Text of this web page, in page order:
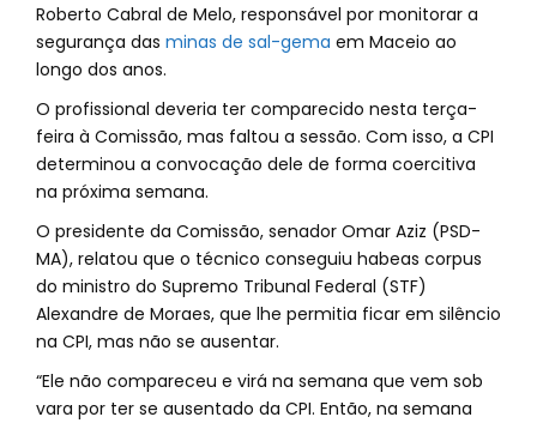
Roberto Cabral de Melo, responsável por monitorar a
segurança das minas de sal-gema em Maceio ao
longo dos anos.
O profissional deveria ter comparecido nesta terça-
feira à Comissão, mas faltou a sessão. Com isso, a CPI
determinou a convocação dele de forma coercitiva
na próxima semana.
O presidente da Comissão, senador Omar Aziz (PSD-
MA), relatou que o técnico conseguiu habeas corpus
do ministro do Supremo Tribunal Federal (STF)
Alexandre de Moraes, que lhe permitia ficar em silêncio
na CPI, mas não se ausentar.
“Ele não compareceu e virá na semana que vem sob
vara por ter se ausentado da CPI. Então, na semana